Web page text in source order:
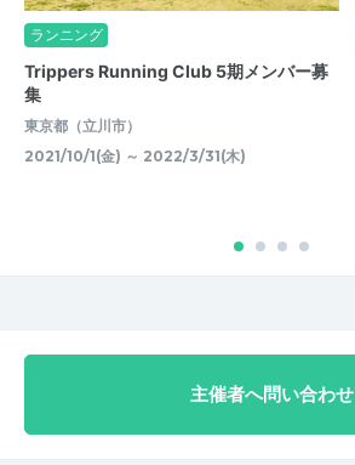
ランニング
Trippers Running Club 5期メンバー募
集
東京都（立川市）
2021/10/1(金) ～ 2022/3/31(木)
主催者へ問い合わせ